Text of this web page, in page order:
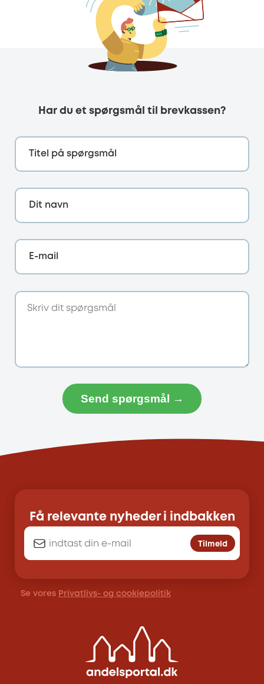
Har du et spørgsmål til brevkassen?
Titel på spørgsmål
Dit navn
E-mail
Send spørgsmål →
Få relevante nyheder i indbakken
Tilmeld
Se vores Privatlivs- og cookiepolitik